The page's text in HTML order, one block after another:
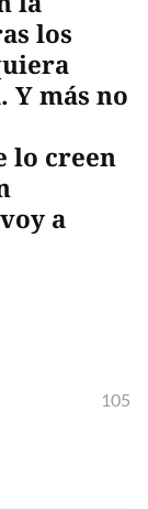
los
Y más no
lo creen
a
105